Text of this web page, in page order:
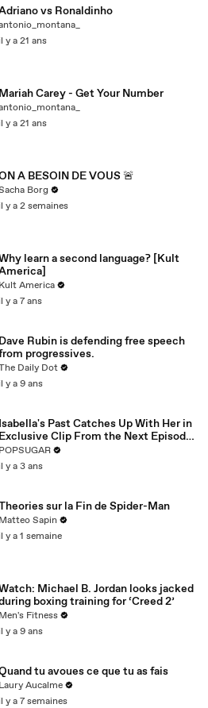
vs Ronaldinho
y a 21 ans
Mariah Carey - Get Your Number
y a 21 ans
A BESOIN DE VOUS 🚨
Borg
y a 2 semaines
learn a second language? [Kult
Kult America
y a 7 ans
Dave Rubin is defending free speech
progressives.
Daily Dot
y a 9 ans
Isabella's Past Catches Up With Her in
Exclusive Clip From the Next Episode
of "Cruel Summer"
POPSUGAR
y a 3 ans
sur la Fin de Spider-Man
Matteo Sapin
y a 1 semaine
Michael B. Jordan looks jacked
boxing training for ‘Creed 2’
Men's Fitness
y a 9 ans
tu avoues ce que tu as fais
Laury Aucalme
y a 7 semaines